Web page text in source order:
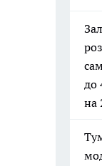
до
на